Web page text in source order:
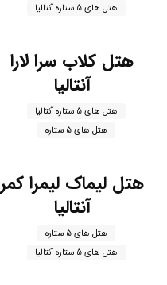
هتل های 5 ستاره آنتالیا
هتل کلاب سرا لارا
آنتالیا
هتل های 5 ستاره آنتالیا
هتل های 5 ستاره
هتل لیماک لیمرا کمر
آنتالیا
هتل های 5 ستاره
هتل های 5 ستاره آنتالیا